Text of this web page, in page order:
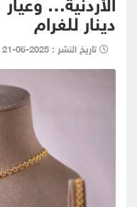
دينار للغرام
تاريخ النشر : 2025-06-21 - 10:29 am